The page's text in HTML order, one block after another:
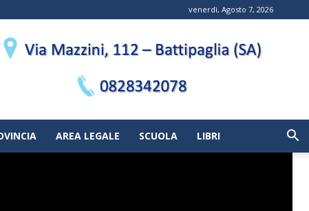
venerdì, Agosto 7, 2026
AREA LEGALE SCUOLA LIBRI